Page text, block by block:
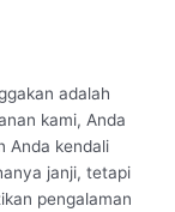
adalah
kami, Anda
Anda kendali
janji, tetapi
pengalaman